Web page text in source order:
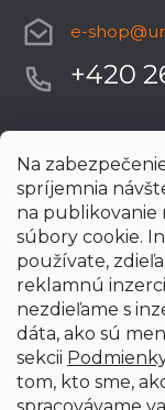
Na
spríjemnia
na publikovanie
súbory cookie.
používate,
reklamnú
nezdieľame s
dáta, ako sú
sekcii
tom, kto sme,
e-shop@
+420